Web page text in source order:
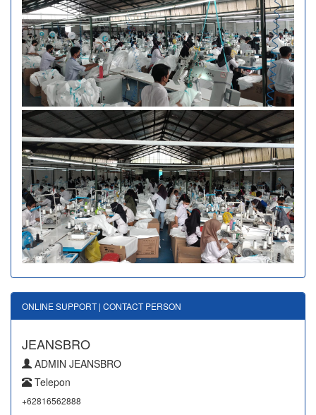
ONLINE SUPPORT | CONTACT PERSON
JEANSBRO
ADMIN JEANSBRO
Telepon
+62816562888